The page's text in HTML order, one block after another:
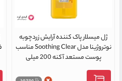
ژل میسلار پاک کننده آرایش زردچوبه
نوتروژینا مدل Soothing Clear مناسب
پوست مستعد آکنه 200 میلی